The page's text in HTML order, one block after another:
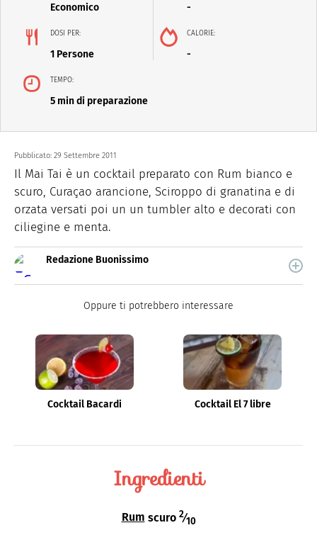
Economico -
DOSI PER:
1 Persone
CALORIE:
-
TEMPO:
5 min di preparazione
Pubblicato: 29 Settembre 2011
Il Mai Tai è un cocktail preparato con Rum bianco e
scuro, Curaçao arancione, Sciroppo di granatina e di
orzata versati poi un un tumbler alto e decorati con
ciliegine e menta.
Redazione Buonissimo
quale trovi idee veloci, facili e spiegate passo passo.
Oppure ti potrebbero interessare
Cocktail Bacardi Cocktail El 7 libre
Ingredienti
Rum scuro 2⁄10